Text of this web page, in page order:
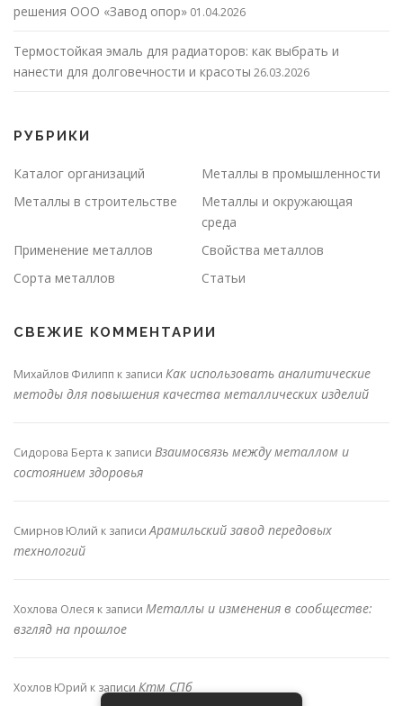
решения ООО «Завод опор» 01.04.2026
Термостойкая эмаль для радиаторов: как выбрать и
нанести для долговечности и красоты 26.03.2026
РУБРИКИ
Каталог организаций
Металлы в промышленности
Металлы в строительстве
Металлы и окружающая
среда
Применение металлов
Свойства металлов
Сорта металлов
Статьи
СВЕЖИЕ КОММЕНТАРИИ
Михайлов Филипп к записи Как использовать аналитические
методы для повышения качества металлических изделий
Сидорова Берта к записи Взаимосвязь между металлом и
состоянием здоровья
Смирнов Юлий к записиАрамильский завод передовых
технологий
Хохлова Олеся к записи Металлы и изменения в сообществе:
взгляд на прошлое
Хохлов Юрий к записи Ктм СПб